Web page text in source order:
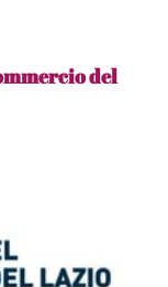
del